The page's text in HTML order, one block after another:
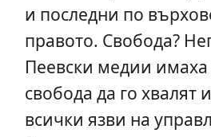
и последни по
правото. Свобода?
Пеевски медии
свобода да го хвалят
всички язви на